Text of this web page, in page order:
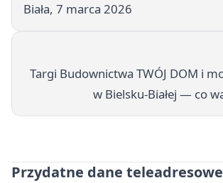
Biała, 7 marca 2026
Targi Budownictwa TWÓJ DOM i
w Bielsku-Białej — co
Przydatne dane teleadresowe